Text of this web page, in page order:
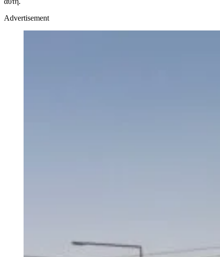
Advertisement